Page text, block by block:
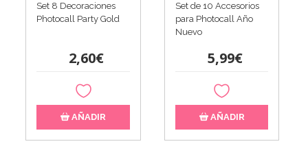
Set 8 Decoraciones
Photocall Party Gold
2,60€
AÑADIR
Set de 10 Accesorios
para Photocall Año
Nuevo
5,99€
AÑADIR